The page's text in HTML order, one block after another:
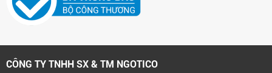
CÔNG TY TNHH SX & TM NGOTICO